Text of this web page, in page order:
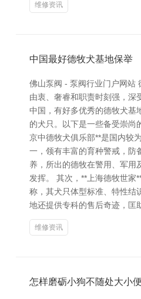
维修资讯
中国最好德牧犬基地保举
佛山泵阀 - 泵阀行业门户网站
由衷、奢睿和职责时刻强，深
中国，有好多优秀的德牧犬基
的犬只。以下是一些备受崇尚
京中德牧犬俱乐部**是国内较
一，领有丰富的育种警戒，防
养，所出的德牧在警用、军用
发挥。 其次，**上海德牧世家
称，其犬只体型标准、特性结
地还提供专科的售后奇迹，匡
维修资讯
怎样磨砺小狗不随处大小便